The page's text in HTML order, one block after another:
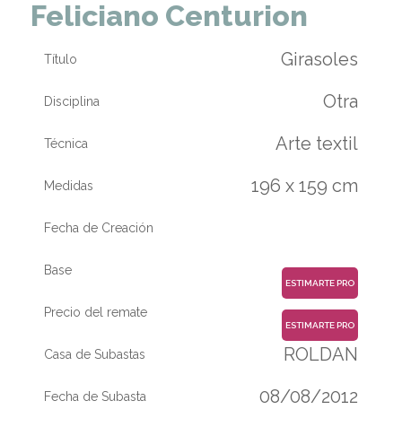
Feliciano Centurion
Título Girasoles
Disciplina Otra
Técnica Arte textil
Medidas 196 x 159 cm
Fecha de Creación
Base
ESTIMARTE PRO
Precio del remate
ESTIMARTE PRO
Casa de Subastas ROLDAN
Fecha de Subasta 08/08/2012